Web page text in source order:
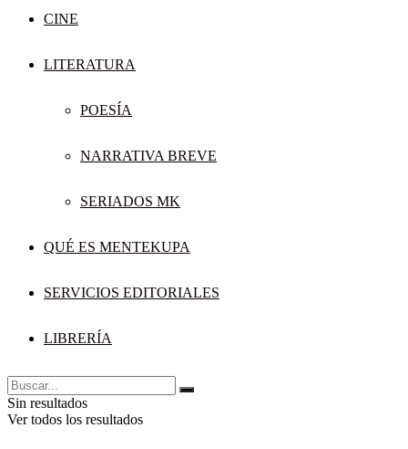
CINE
LITERATURA
POESÍA
NARRATIVA BREVE
SERIADOS MK
QUÉ ES MENTEKUPA
SERVICIOS EDITORIALES
LIBRERÍA
Sin resultados
Ver todos los resultados